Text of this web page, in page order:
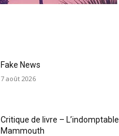
Fake News
7 août 2026
Critique de livre – L’indomptable
Mammouth